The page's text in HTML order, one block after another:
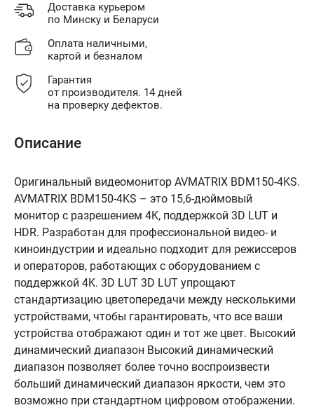
Доставка курьером
по Минску и Беларуси
Оплата наличными,
картой и безналом
Гарантия
от производителя. 14 дней
на проверку дефектов.
Описание
Оригинальный видеомонитор AVMATRIX BDM150-4KS.
AVMATRIX BDM150-4KS – это 15,6-дюймовый
монитор с разрешением 4K, поддержкой 3D LUT и
HDR. Разработан для профессиональной видео- и
киноиндустрии и идеально подходит для режиссеров
и операторов, работающих с оборудованием с
поддержкой 4K. 3D LUT 3D LUT упрощают
стандартизацию цветопередачи между несколькими
устройствами, чтобы гарантировать, что все ваши
устройства отображают один и тот же цвет. Высокий
динамический диапазон Высокий динамический
диапазон позволяет более точно воспроизвести
больший динамический диапазон яркости, чем это
возможно при стандартном цифровом отображении.